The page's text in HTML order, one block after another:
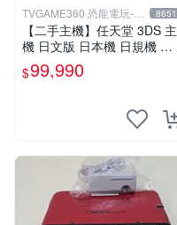
TVGAME360 恐龍電玩-台
中店
8651
【二手主機】任天堂 3DS 主
機 日文版 日本機 日規機 附
原廠充電器【台中恐龍電玩】
$99,990